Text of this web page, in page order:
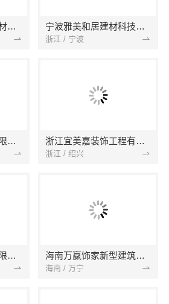
扬州康馨居装饰工程材料有限公司 宁波雅美和居建材科技有限公司
浙江 / 宁波
云南晟构建筑建材有限公司 浙江宜美嘉装饰工程有限公司
浙江 / 绍兴
浙江臻美新型建材有限公司 海南万赢饰家新型建筑材料有限公司
海南 / 万宁